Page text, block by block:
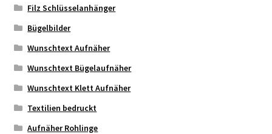
Filz Schlüsselanhänger
Bügelbilder
Wunschtext Aufnäher
Wunschtext Bügelaufnäher
Wunschtext Klett Aufnäher
Textilien bedruckt
Aufnäher Rohlinge